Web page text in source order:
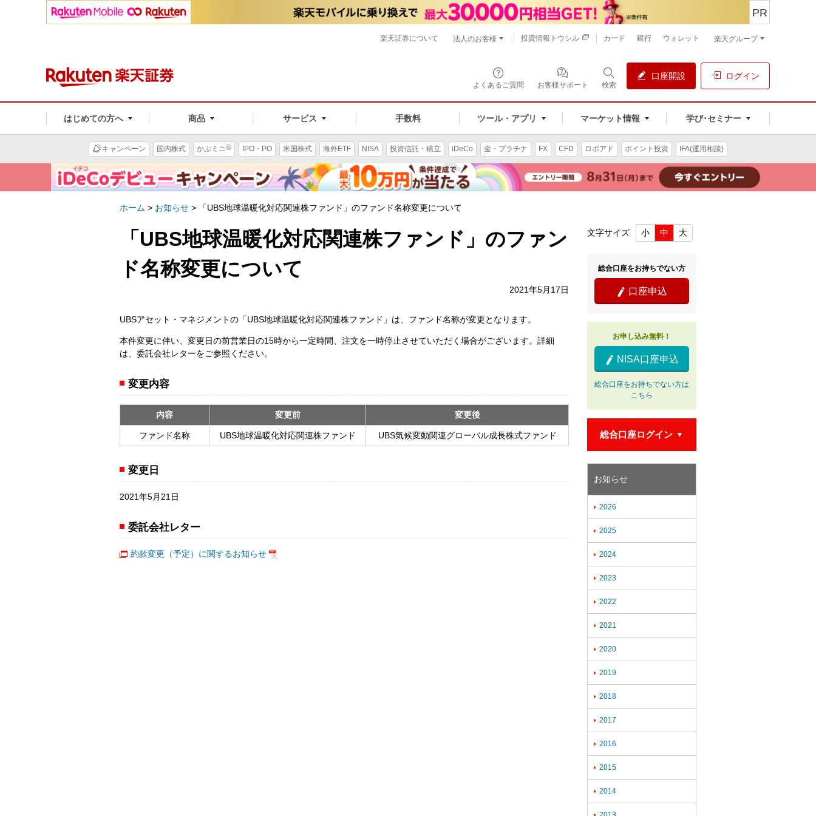
よくあるご質問 お客様サポート 検索
口座開設 ログイン
はじめての方へ 商品 サービス 手数料 ツール・アプリ マーケット情報 学び･セミナー
PR
楽天証券について 法人のお客様 投資情報トウシル カード 銀行 ウォレット 楽天グループ
キャンペーン 国内株式 かぶミニ® IPO・PO 米国株式 海外ETF NISA 投資信託・積立 iDeCo 金・プラチナ FX CFD ロボアド ポイント投資 IFA(運用相談)
ホーム > お知らせ > 「UBS地球温暖化対応関連株ファンド」のファンド名称変更について
「UBS地球温暖化対応関連株ファンド」のファン
ド名称変更について
2021年5月17日
UBSアセット・マネジメントの「UBS地球温暖化対応関連株ファンド」は、ファンド名称が変更となります。
本件変更に伴い、変更日の前営業日の15時から一定時間、注文を一時停止させていただく場合がございます。詳細
は、委託会社レターをご参照ください。
変更内容
内容 変更前 変更後
ファンド名称 UBS地球温暖化対応関連株ファンド UBS気候変動関連グローバル成長株式ファンド
変更日
2021年5月21日
委託会社レター
約款変更（予定）に関するお知らせ
文字サイズ 小 中 大
総合口座をお持ちでない方
 口座申込
お申し込み無料！
 NISA口座申込
総合口座をお持ちでない方は
こちら
総合口座ログイン
お知らせ
 2026
 2025
 2024
 2023
 2022
 2021
 2020
 2019
 2018
 2017
 2016
 2015
 2014